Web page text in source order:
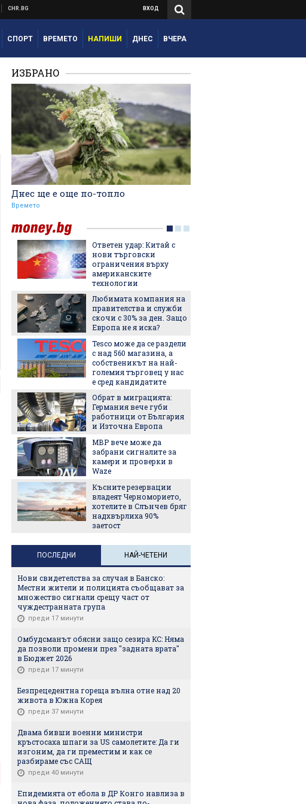
ВХОД
СПОРТ ВРЕМЕТО НАПИШИ ДНЕС ВЧЕРА
ИЗБРАНО
Днес ще е още по-топло
Времето
Ответен удар: Китай с
нови търговски
ограничения върху
американските
технологии
Любимата компания на
правителства и служби
скочи с 30% за ден. Защо
Европа не я иска?
Tesco може да се раздели
с над 560 магазина, а
собственикът на най-
големия търговец у нас
е сред кандидатите
Обрат в миграцията:
Германия вече губи
работници от България
и Източна Европа
МВР вече може да
забрани сигналите за
камери и проверки в
Waze
Късните резервации
владеят Черноморието,
хотелите в Слънчев бряг
надхвърлиха 90%
заетост
ПОСЛЕДНИ НАЙ-ЧЕТЕНИ
Нови свидетелства за случая в Банско:
Местни жители и полицията съобщават за
множество сигнали срещу част от
чуждестранната група
преди 17 минути
Омбудсманът обясни защо сезира КС: Няма
да позволи промени през "задната врата"
в Бюджет 2026
преди 17 минути
Безпрецедентна гореща вълна отне над 20
живота в Южна Корея
преди 37 минути
Двама бивши военни министри
кръстосаха шпаги за US самолетите: Да ги
изгоним, да ги преместим и как се
разбираме със САЩ
преди 40 минути
Епидемията от ебола в ДР Конго навлиза в